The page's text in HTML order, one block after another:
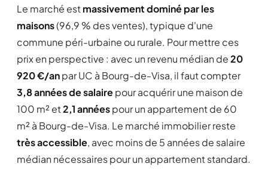
Le marché estmassivement dominé par les
maisons(96,9 % des ventes), typique d'une
commune péri-urbaine ou rurale. Pour mettre ces
prix en perspective : avec un revenu médian de20
920 €/anpar UC à Bourg-de-Visa, il faut compter
3,8 années de salairepour acquérir une maison de
100 m² et2,1 annéespour un appartement de 60
m² à Bourg-de-Visa. Le marché immobilier reste
très accessible, avec moins de 5 années de salaire
médian nécessaires pour un appartement standard.